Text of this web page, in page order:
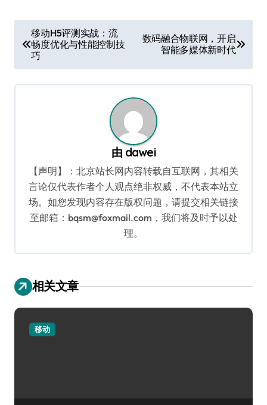
章
导
航
移动H5评测实战：流
畅度优化与性能控制技
巧
数码融合物联网，开启
智能多媒体新时代
由 dawei
【声明】：北京站长网内容转载自互联网，其相关
言论仅代表作者个人观点绝非权威，不代表本站立
场。如您发现内容存在版权问题，请提交相关链接
至邮箱：bqsm@foxmail.com，我们将及时予以处
理。
相关文章
移动